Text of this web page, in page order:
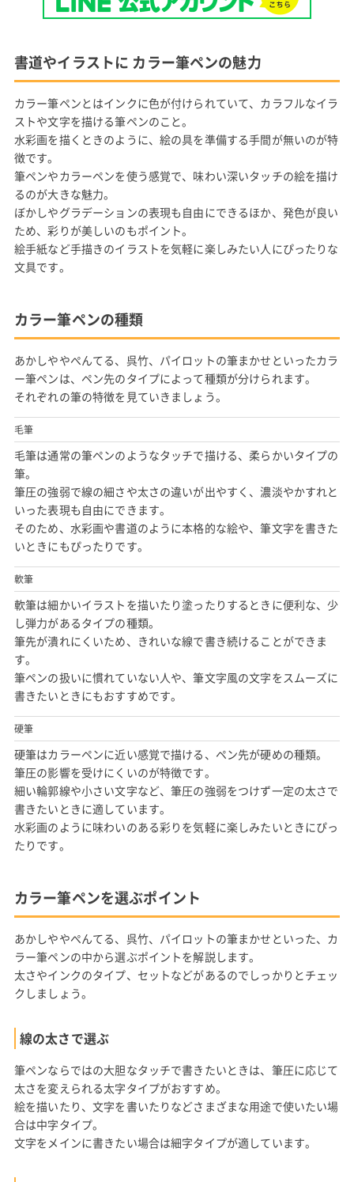
書道やイラストに カラー筆ペンの魅力
カラー筆ペンとはインクに色が付けられていて、カラフルなイラ
ストや文字を描ける筆ペンのこと。
水彩画を描くときのように、絵の具を準備する手間が無いのが特
徴です。
筆ペンやカラーペンを使う感覚で、味わい深いタッチの絵を描け
るのが大きな魅力。
ぼかしやグラデーションの表現も自由にできるほか、発色が良い
ため、彩りが美しいのもポイント。
絵手紙など手描きのイラストを気軽に楽しみたい人にぴったりな
文具です。
カラー筆ペンの種類
あかしややぺんてる、呉竹、パイロットの筆まかせといったカラ
ー筆ペンは、ペン先のタイプによって種類が分けられます。
それぞれの筆の特徴を見ていきましょう。
毛筆
毛筆は通常の筆ペンのようなタッチで描ける、柔らかいタイプの
筆。
筆圧の強弱で線の細さや太さの違いが出やすく、濃淡やかすれと
いった表現も自由にできます。
そのため、水彩画や書道のように本格的な絵や、筆文字を書きた
いときにもぴったりです。
軟筆
軟筆は細かいイラストを描いたり塗ったりするときに便利な、少
し弾力があるタイプの種類。
筆先が潰れにくいため、きれいな線で書き続けることができま
す。
筆ペンの扱いに慣れていない人や、筆文字風の文字をスムーズに
書きたいときにもおすすめです。
硬筆
硬筆はカラーペンに近い感覚で描ける、ペン先が硬めの種類。
筆圧の影響を受けにくいのが特徴です。
細い輪郭線や小さい文字など、筆圧の強弱をつけず一定の太さで
書きたいときに適しています。
水彩画のように味わいのある彩りを気軽に楽しみたいときにぴっ
たりです。
カラー筆ペンを選ぶポイント
あかしややぺんてる、呉竹、パイロットの筆まかせといった、カ
ラー筆ペンの中から選ぶポイントを解説します。
太さやインクのタイプ、セットなどがあるのでしっかりとチェッ
クしましょう。
線の太さで選ぶ
筆ペンならではの大胆なタッチで書きたいときは、筆圧に応じて
太さを変えられる太字タイプがおすすめ。
絵を描いたり、文字を書いたりなどさまざまな用途で使いたい場
合は中字タイプ。
文字をメインに書きたい場合は細字タイプが適しています。